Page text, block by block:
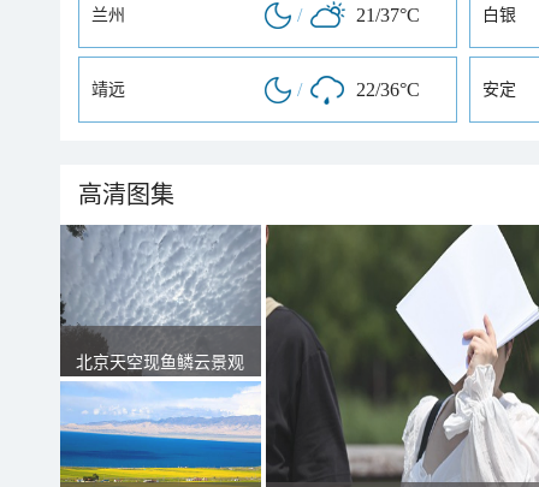
兰州 / 21/37°C 白银
靖远 / 22/36°C 安定
高清图集
北京天空现鱼鳞云景观